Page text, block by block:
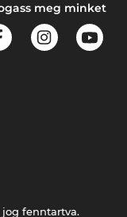
meg minket
jog fenntartva.